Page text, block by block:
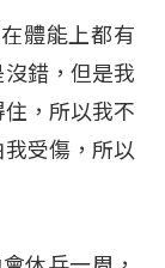
體能上都有
錯，但是我
，所以我不
受傷，所以